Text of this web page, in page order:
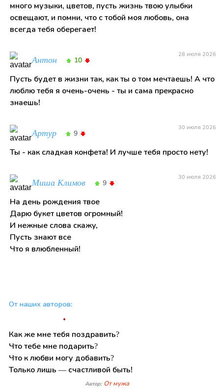
много музыки, цветов, пусть жизнь твою улыбки
освещают, и помни, что с тобой моя любовь, она
всегда тебя оберегает!
Антон 10
28 июля 2026
Пусть будет в жизни так, как ты о том мечтаешь! А что
люблю тебя я очень-очень - ты и сама прекрасно
знаешь!
Артур 9
30 июля 2026
Ты - как сладкая конфета! И лучше тебя просто нету!
Миша Климов 9
30 июля 2026
На день рождения твое
Дарю букет цветов огромный!
И нежные слова скажу,
Пусть знают все
Что я влюбленный!
От наших авторов:
Как же мне тебя поздравить?
Что тебе мне подарить?
Что к любви могу добавить?
Только лишь — счастливой быть!
Автор: От мужа